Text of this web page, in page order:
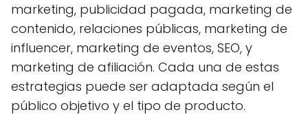
marketing, publicidad pagada, marketing de
contenido, relaciones públicas, marketing de
influencer, marketing de eventos, SEO, y
marketing de afiliación. Cada una de estas
estrategias puede ser adaptada según el
público objetivo y el tipo de producto.